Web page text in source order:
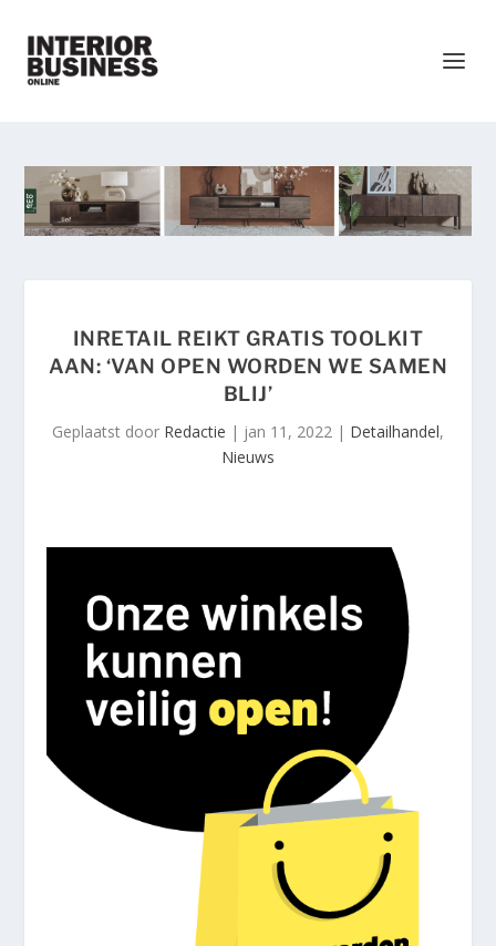
INRETAIL REIKT GRATIS TOOLKIT
AAN: ‘VAN OPEN WORDEN WE SAMEN
BLIJ’
Geplaatst door Redactie | jan 11, 2022 | Detailhandel,
Nieuws